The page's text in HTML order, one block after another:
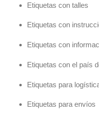
Etiquetas con talles
Etiquetas con
Etiquetas con
Etiquetas con el país
Etiquetas para
Etiquetas para envíos